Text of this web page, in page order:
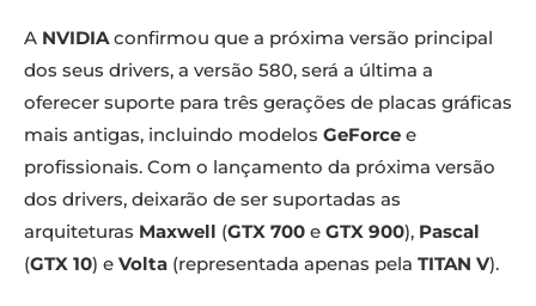
A NVIDIAconfirmou que a próxima versão principal
dos seus drivers, a versão 580, será a última a
oferecer suporte para três gerações de placas gráficas
mais antigas, incluindo modelos GeForce e
profissionais. Com o lançamento da próxima versão
dos drivers, deixarão de ser suportadas as
arquiteturas Maxwell (GTX 700 e GTX 900), Pascal
(GTX 10) e Volta (representada apenas pela TITAN V).